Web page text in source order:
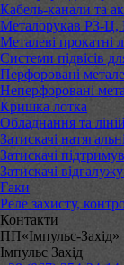
Кабель-канали та
Металорукав РЗ-
Металеві прокатні
Системи підвісів
Перфоровані
Неперфоровані
Кришка лотка
Обладнання та
Затискачі
Затискачі
Затискачі
Гаки
Реле захисту,
Контакти
ПП«Імпульс-Захід»
Імпульс Захід